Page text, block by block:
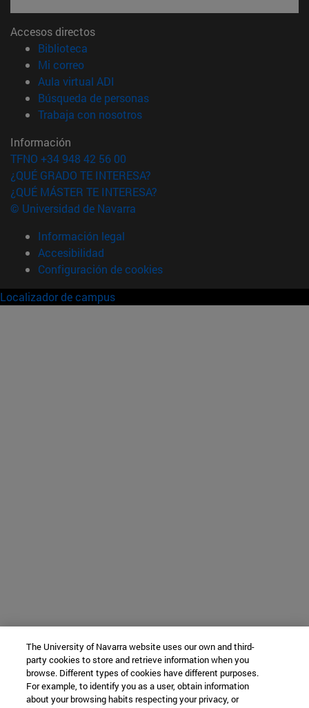
Accesos directos
Biblioteca
Mi correo(abre en nueva ventana)
Aula virtual ADI
Búsqueda de personas(abre en nueva ventana)
Trabaja con nosotros(abre en nueva ventana)
Información
TFNO +34 948 42 56 00
¿QUÉ GRADO TE INTERESA?
¿QUÉ MÁSTER TE INTERESA?
© Universidad de Navarra
Información legal
Accesibilidad
Configuración de cookies
Localizador de campus
The University of Navarra website uses our own and third-
party cookies to store and retrieve information when you
browse. Different types of cookies have different purposes.
For example, to identify you as a user, obtain information
about your browsing habits respecting your privacy, or